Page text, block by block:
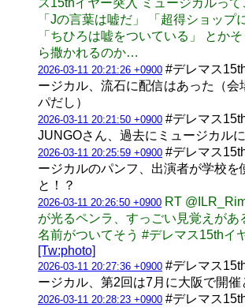
「Jの言葉は嘘だ」 「超得ショップ
「ちひろは嘘をついている」 とか
ら撒かれるのか…
2026-03-11 20:21:26 +0900 #デレマス
ージカル、流石に配信はあった（会
パだし）
2026-03-11 20:21:50 +0900 #デレマス
JUNGOさん、過去にミュージカル
2026-03-11 20:25:59 +0900 #デレマス
ージカルのパンフ、出演者が学校を
と！？
2026-03-11 20:26:50 +0900 RT
が光るペンラ、すっごい見覚えがあ
名前がついてそう #デレマス15thイ
[Tw:photo]
2026-03-11 20:27:36 +0900 #デレマス
ージカル、第2回は7月に大阪で開催
2026-03-11 20:28:23 +0900 #デレマス